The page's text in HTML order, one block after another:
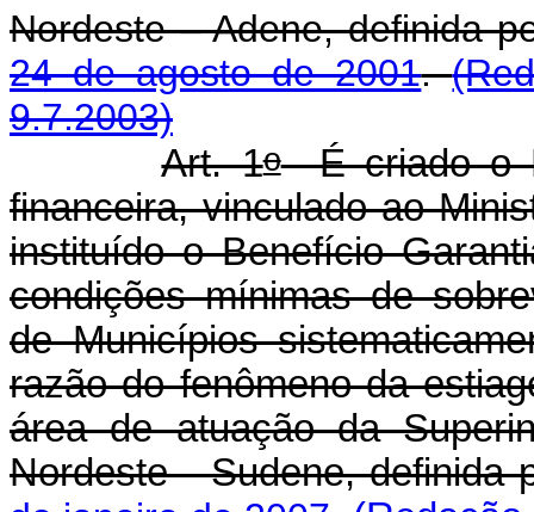
Nordeste – Adene, definida
24 de agosto de 2001.
9.7.2003)
Art. 1oÉ criado o
financeira, vinculado ao
instituído o Benefício
condições mínimas de
de Municípios
razão do fenômeno da
área de atuação da
Nordeste - Sudene, definida